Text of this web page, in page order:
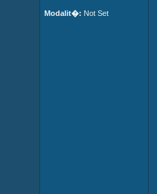
Modalit�: Not Set